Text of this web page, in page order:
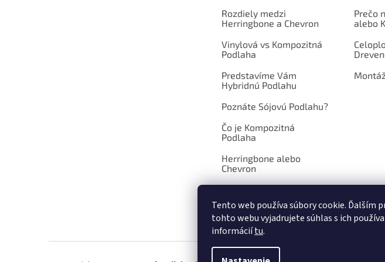
Tento web používa súbory cookie. Ďalším
tohto webu vyjadrujete súhlas s ich
informáciítu.
Rozdiely medzi
Herringbone a Chevron
Vinylová vs Kompozitná
Podlaha
Predstavíme Vám
Hybridnú Podlahu
Poznáte Sójovú Podlahu?
Čo je Kompozitná
Podlaha
Herringbone alebo
Chevron
Prečo
alebo
OBCHODNÉ PODMIENKY PODMIENKY